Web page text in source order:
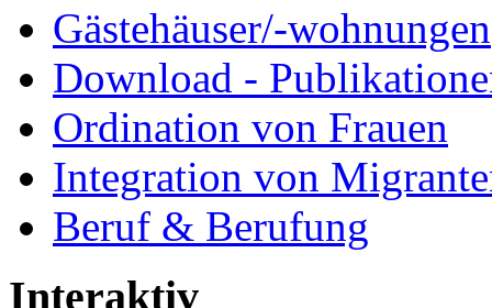
Gästehäuser/-wohnungen
Download -
Ordination von Frauen
Integration von
Beruf & Berufung
Interaktiv